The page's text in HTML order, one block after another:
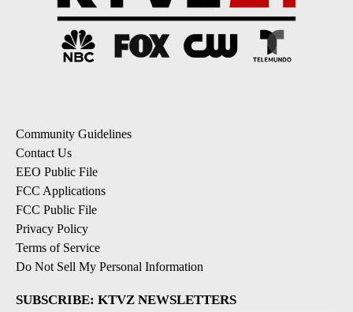
Community Guidelines
Contact Us
EEO Public File
FCC Applications
FCC Public File
Privacy Policy
Terms of Service
Do Not Sell My Personal Information
SUBSCRIBE: KTVZ NEWSLETTERS